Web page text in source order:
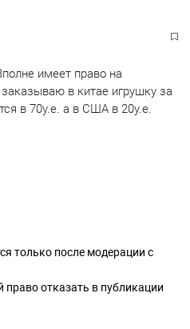
имеет право на
в китае игрушку за
в 70у.е. а в США в 20у.е.
только после модерации с
право отказать в публикации